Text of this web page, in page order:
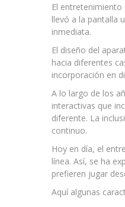
El entretenimiento
llevó a la pantalla
inmediata.
El diseño del
hacia diferentes
incorporación en
A lo largo de los
interactivas que
diferente. La
continuo.
Hoy en día, el
línea. Así, se ha
prefieren jugar
Aquí algunas